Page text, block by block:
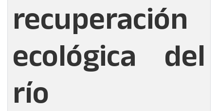
recuperación
ecológica del
río